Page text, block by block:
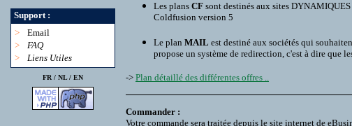
Support :
>
Email
>
FAQ
>
Liens Utiles
FR / NL/ EN
Les plans CF sont destinés aux sites
Coldfusion version 5
Le plan MAIL est destiné aux sociétés qui
propose un système de redirection, c'est à dire que
-> Plan détaillé des différentes offres ..
Commander :
Votre commande sera traitée depuis le site internet de